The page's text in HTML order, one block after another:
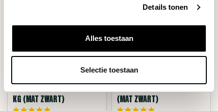
Details tonen
Alles toestaan
Selectie toestaan
AIRSCAPE VOORRAADBUS 1
KG (MAT ZWART)
VOORRAADBUS 500 GRAM
(MAT ZWART)